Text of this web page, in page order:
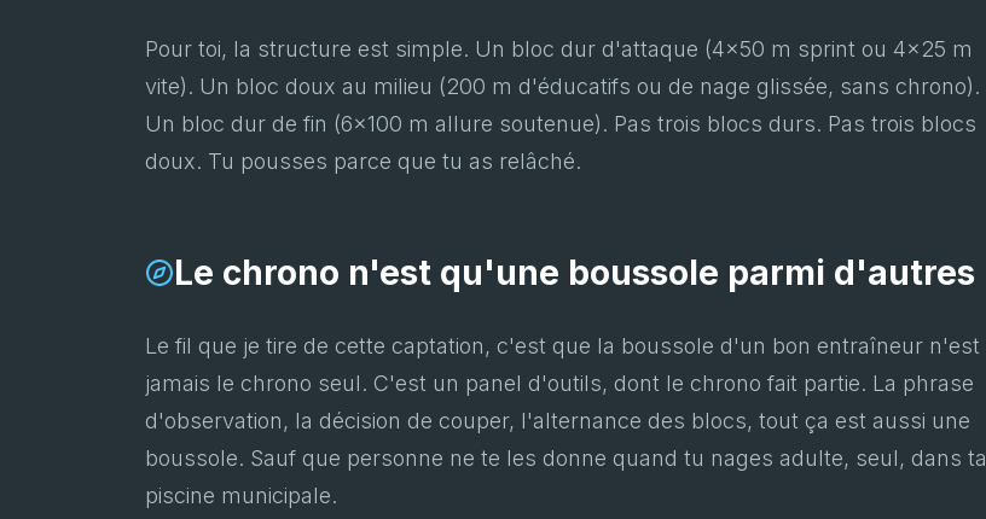
Pour toi, la structure est simple. Un bloc dur d'attaque (4x50 m sprint ou 4x25 m
vite). Un bloc doux au milieu (200 m d'éducatifs ou de nage glissée, sans chrono).
Un bloc dur de fin (6x100 m allure soutenue). Pas trois blocs durs. Pas trois blocs
doux. Tu pousses parce que tu as relâché.
Le chrono n'est qu'une boussole parmi d'autres
Le fil que je tire de cette captation, c'est que la boussole d'un bon entraîneur n'est
jamais le chrono seul. C'est un panel d'outils, dont le chrono fait partie. La phrase
d'observation, la décision de couper, l'alternance des blocs, tout ça est aussi une
boussole. Sauf que personne ne te les donne quand tu nages adulte, seul, dans ta
piscine municipale.